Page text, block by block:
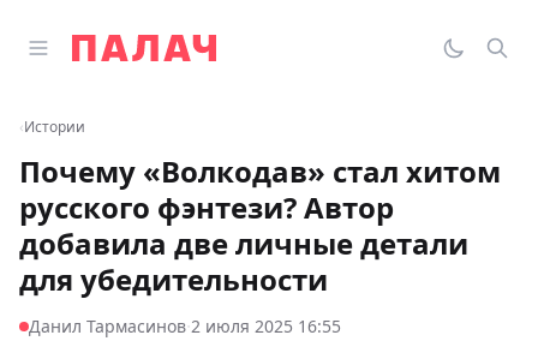
Открыть главное меню
Палач
‹Истории
Почему «Волкодав» стал хитом
русского фэнтези? Автор
добавила две личные детали
для убедительности
Данил Тармасинов·2 июля 2025 16:55